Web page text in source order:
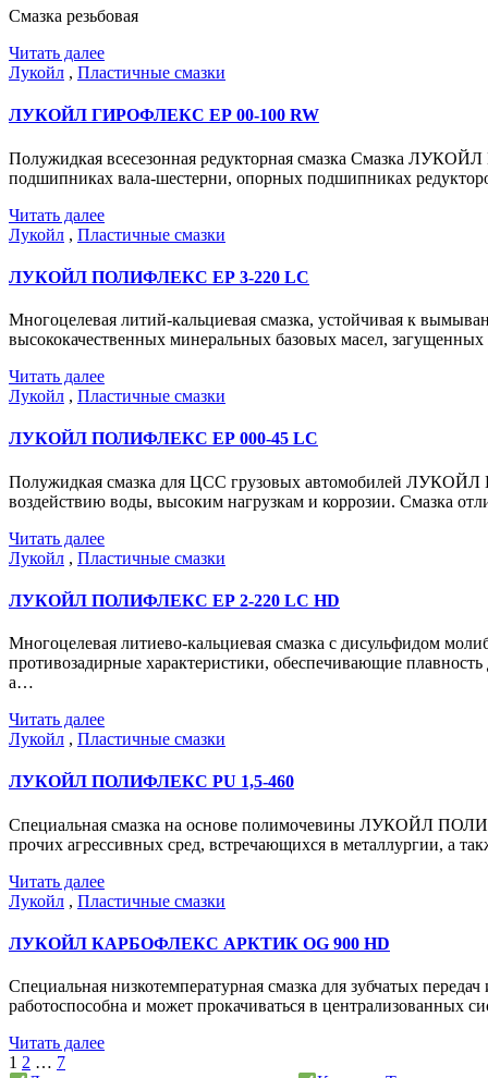
Смазка резьбовая
Читать далее
Лукойл , Пластичные смазки
ЛУКОЙЛ ГИРОФЛЕКС ЕР 00-100 RW
Полужидкая всесезонная редукторная смазка Смазка
подшипниках вала-шестерни, опорных подшипниках
Читать далее
Лукойл , Пластичные смазки
ЛУКОЙЛ ПОЛИФЛЕКС ЕР 3-220 LC
Многоцелевая литий-кальциевая смазка, устойчивая к
высококачественных минеральных базовых масел,
Читать далее
Лукойл , Пластичные смазки
ЛУКОЙЛ ПОЛИФЛЕКС ЕР 000-45 LC
Полужидкая смазка для ЦСС грузовых автомобилей
воздействию воды, высоким нагрузкам и коррозии. Смазка
Читать далее
Лукойл , Пластичные смазки
ЛУКОЙЛ ПОЛИФЛЕКС ЕР 2-220 LC HD
Многоцелевая литиево-кальциевая смазка с дисульфидом
противозадирные характеристики, обеспечивающие
а…
Читать далее
Лукойл , Пластичные смазки
ЛУКОЙЛ ПОЛИФЛЕКС PU 1,5-460
Специальная смазка на основе полимочевины ЛУКОЙЛ
прочих агрессивных сред, встречающихся в металлургии, а
Читать далее
Лукойл , Пластичные смазки
ЛУКОЙЛ КАРБОФЛЕКС АРКТИК OG 900 HD
Специальная низкотемпературная смазка для зубчатых
работоспособна и может прокачиваться в централизованных
Читать далее
Пагинация
1 2 … 7